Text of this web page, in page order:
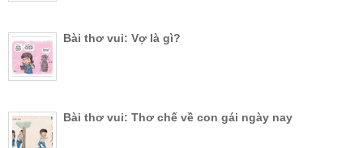
Bài thơ vui: Vợ là gì?
Bài thơ vui: Thơ chế về con gái ngày nay